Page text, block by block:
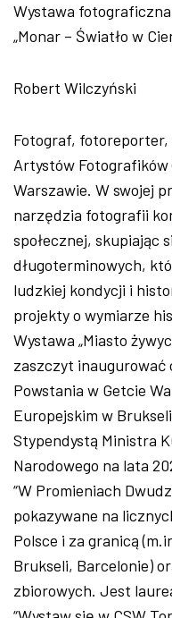
Wystawa
„Monar – Światło w
Robert Wilczyński
Fotograf, fotoreporter,
Artystów Fotografików
Warszawie. W swojej
narzędzia fotografii
społecznej, skupiając
długoterminowych, kt
ludzkiej kondycji i
projekty o wymiarze
Wystawa „Miasto
zaszczyt inaugurować
Powstania w Getcie
Europejskim w
Stypendystą Ministra
Narodowego na lata
“W Promieniach
pokazywane na
Polsce i za granicą
Brukseli, Barcelonie)
zbiorowych. Jest